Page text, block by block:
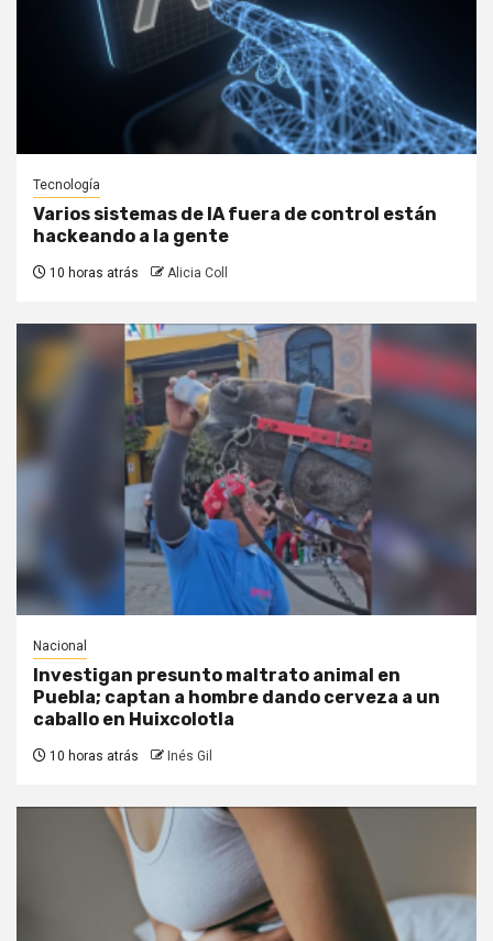
Tecnología
Varios sistemas de IA fuera de control están
hackeando a la gente
10 horas atrás Alicia Coll
Nacional
Investigan presunto maltrato animal en
Puebla; captan a hombre dando cerveza a un
caballo en Huixcolotla
10 horas atrás Inés Gil